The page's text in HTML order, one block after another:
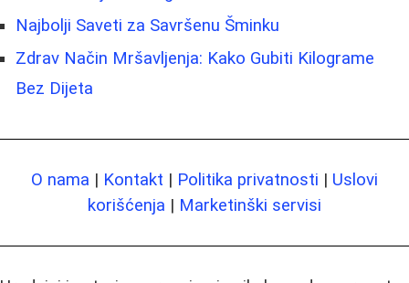
Najbolji Saveti za Savršenu Šminku
Zdrav Način Mršavljenja: Kako Gubiti Kilograme
Bez Dijeta
O nama | Kontakt | Politika privatnosti | Uslovi
korišćenja | Marketinški servisi